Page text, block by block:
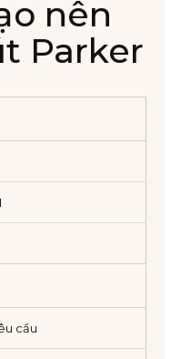
nên
Parker
cầu